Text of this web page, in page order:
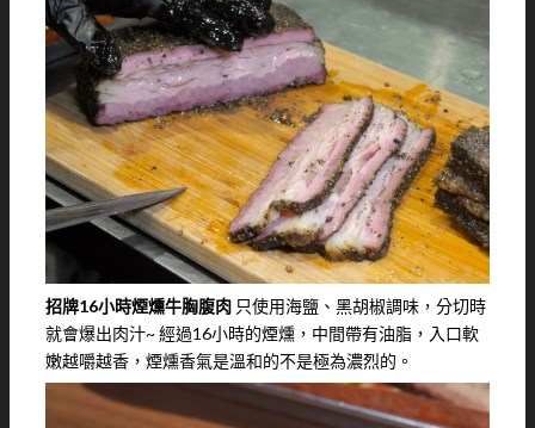
招牌16小時煙燻牛胸腹肉 只使用海鹽、黑胡椒調味，分切時
就會爆出肉汁~ 經過16小時的煙燻，中間帶有油脂，入口軟
嫩越嚼越香，煙燻香氣是溫和的不是極為濃烈的。